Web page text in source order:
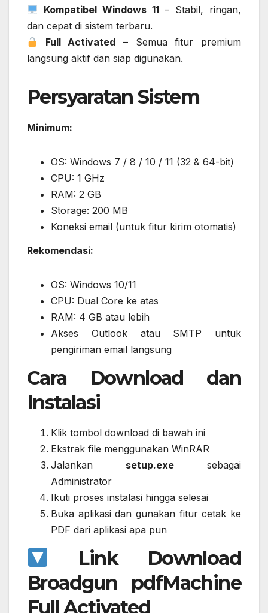
Kompatibel Windows 11– Stabil, ringan,
dan cepat di sistem terbaru.
Full Activated – Semua fitur premium
langsung aktif dan siap digunakan.
Persyaratan Sistem
Minimum:
OS: Windows 7 / 8 / 10 / 11 (32 & 64-bit)
CPU: 1 GHz
RAM: 2 GB
Storage: 200 MB
Koneksi email (untuk fitur kirim otomatis)
Rekomendasi:
OS: Windows 10/11
CPU: Dual Core ke atas
RAM: 4 GB atau lebih
Akses Outlook atau SMTP untuk
pengiriman email langsung
Cara Download dan
Instalasi
Klik tombol download di bawah ini
Ekstrak file menggunakan WinRAR
Jalankan setup.exe sebagai
Administrator
Ikuti proses instalasi hingga selesai
Buka aplikasi dan gunakan fitur cetak ke
PDF dari aplikasi apa pun
Link Download
Broadgun pdfMachine
Full Activated